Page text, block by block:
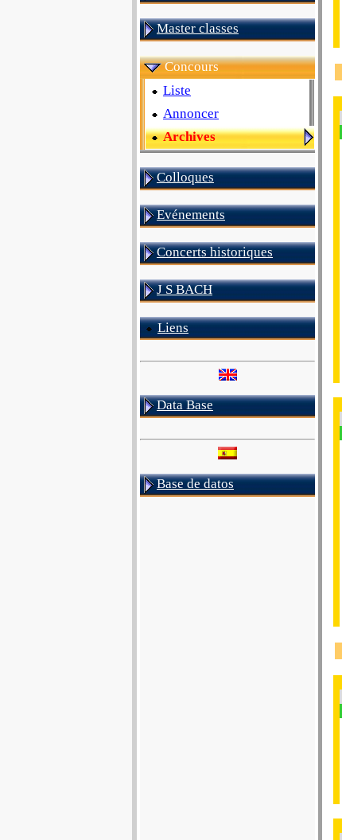
Master classes
Concours
Liste
Annoncer
Archives
Colloques
Evénements
Concerts historiques
J S BACH
Liens
Data Base
Base de datos